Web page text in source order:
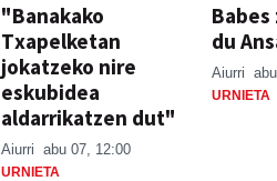
"Banakako
Txapelketan
jokatzeko nire
eskubidea
aldarrikatzen dut"
Aiurri abu 07, 12:00
URNIETA
Babes
du
Aiurri
URNIETA